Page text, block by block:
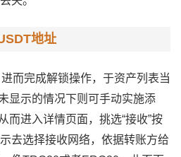
地址
而完成解锁操作，于资产列表当
显示的情况下则可手动实施添
而进入详情页面，挑选“接收”按
去选择接收网络，依据转账方给